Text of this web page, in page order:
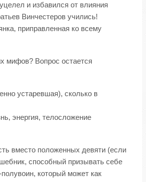
и избавился от влияния
Винчестеров учились!
приправленная ко всему
мифов? Вопрос остается
устаревшая), сколько в
энергия, телосложение
вместо положенных девяти (если
способный призывать себе
который может как